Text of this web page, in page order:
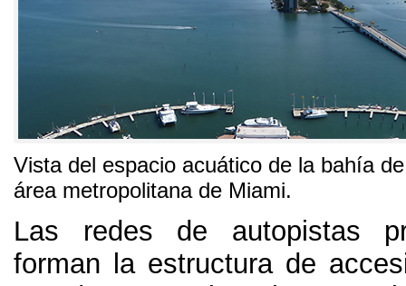
Vista del espacio acuático de la bahía
área metropolitana de Miami.
Las redes de autopistas
forman la estructura de